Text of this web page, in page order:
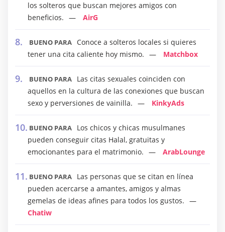
los solteros que buscan mejores amigos con
beneficios.
AirG
BUENO PARA
Conoce a solteros locales si quieres
tener una cita caliente hoy mismo.
Matchbox
BUENO PARA
Las citas sexuales coinciden con
aquellos en la cultura de las conexiones que buscan
sexo y perversiones de vainilla.
KinkyAds
BUENO PARA
Los chicos y chicas musulmanes
pueden conseguir citas Halal, gratuitas y
emocionantes para el matrimonio.
ArabLounge
BUENO PARA
Las personas que se citan en línea
pueden acercarse a amantes, amigos y almas
gemelas de ideas afines para todos los gustos.
Chatiw